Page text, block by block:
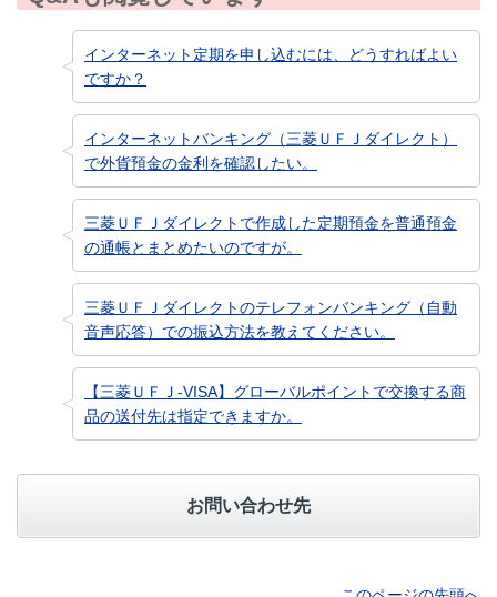
インターネット定期を申し込むには、どうすればよい
ですか？
インターネットバンキング（三菱ＵＦＪダイレクト）
で外貨預金の金利を確認したい。
三菱ＵＦＪダイレクトで作成した定期預金を普通預金
の通帳とまとめたいのですが。
三菱ＵＦＪダイレクトのテレフォンバンキング（自動
音声応答）での振込方法を教えてください。
【三菱ＵＦＪ-VISA】グローバルポイントで交換する商
品の送付先は指定できますか。
お問い合わせ先